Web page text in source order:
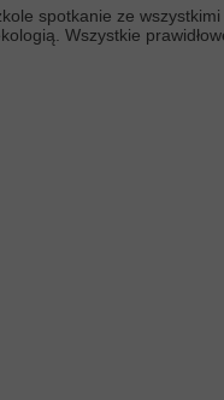
spotkanie ze
Wszystkie